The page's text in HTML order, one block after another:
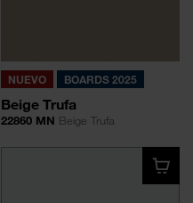
NUEVO BOARDS 2025
Beige Trufa
22860 MN Beige Trufa